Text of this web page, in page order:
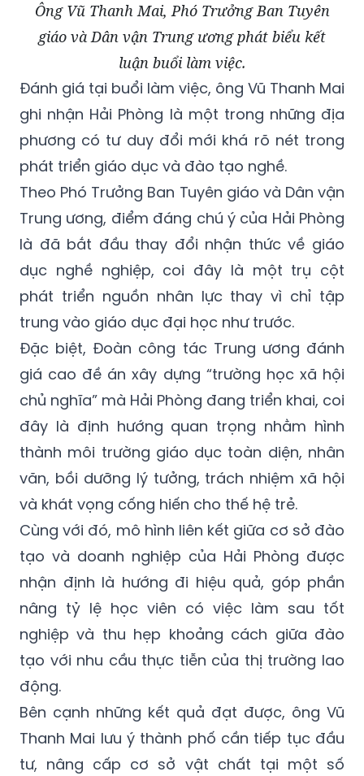
Ông Vũ Thanh Mai, Phó Trưởng Ban Tuyên
giáo và Dân vận Trung ương phát biểu kết
luận buổi làm việc.
Đánh giá tại buổi làm việc, ông Vũ Thanh Mai
ghi nhận Hải Phòng là một trong những địa
phương có tư duy đổi mới khá rõ nét trong
phát triển giáo dục và đào tạo nghề.
Theo Phó Trưởng Ban Tuyên giáo và Dân vận
Trung ương, điểm đáng chú ý của Hải Phòng
là đã bắt đầu thay đổi nhận thức về giáo
dục nghề nghiệp, coi đây là một trụ cột
phát triển nguồn nhân lực thay vì chỉ tập
trung vào giáo dục đại học như trước.
Đặc biệt, Đoàn công tác Trung ương đánh
giá cao đề án xây dựng “trường học xã hội
chủ nghĩa” mà Hải Phòng đang triển khai, coi
đây là định hướng quan trọng nhằm hình
thành môi trường giáo dục toàn diện, nhân
văn, bồi dưỡng lý tưởng, trách nhiệm xã hội
và khát vọng cống hiến cho thế hệ trẻ.
Cùng với đó, mô hình liên kết giữa cơ sở đào
tạo và doanh nghiệp của Hải Phòng được
nhận định là hướng đi hiệu quả, góp phần
nâng tỷ lệ học viên có việc làm sau tốt
nghiệp và thu hẹp khoảng cách giữa đào
tạo với nhu cầu thực tiễn của thị trường lao
động.
Bên cạnh những kết quả đạt được, ông Vũ
Thanh Mai lưu ý thành phố cần tiếp tục đầu
tư, nâng cấp cơ sở vật chất tại một số